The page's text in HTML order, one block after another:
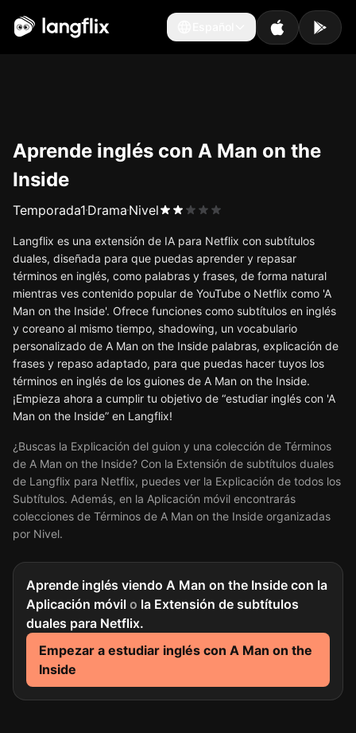
Español
Aprende inglés con A Man on the
Inside
Temporada1 Drama Nivel
Langflix es una extensión de IA para Netflix con subtítulos
duales, diseñada para que puedas aprender y repasar
términos en inglés, como palabras y frases, de forma natural
mientras ves contenido popular de YouTube o Netflix como 'A
Man on the Inside'. Ofrece funciones como subtítulos en inglés
y coreano al mismo tiempo, shadowing, un vocabulario
personalizado de A Man on the Inside palabras, explicación de
frases y repaso adaptado, para que puedas hacer tuyos los
términos en inglés de los guiones de A Man on the Inside.
¡Empieza ahora a cumplir tu objetivo de “estudiar inglés con 'A
Man on the Inside” en Langflix!
¿Buscas la Explicación del guion y una colección de Términos
de A Man on the Inside? Con la Extensión de subtítulos duales
de Langflix para Netflix, puedes ver la Explicación de todos los
Subtítulos. Además, en la Aplicación móvil encontrarás
colecciones de Términos de A Man on the Inside organizadas
por Nivel.
Aprende inglés viendo A Man on the Inside con la
Aplicación móvil o la Extensión de subtítulos
duales para Netflix.
Empezar a estudiar inglés con A Man on the
Inside